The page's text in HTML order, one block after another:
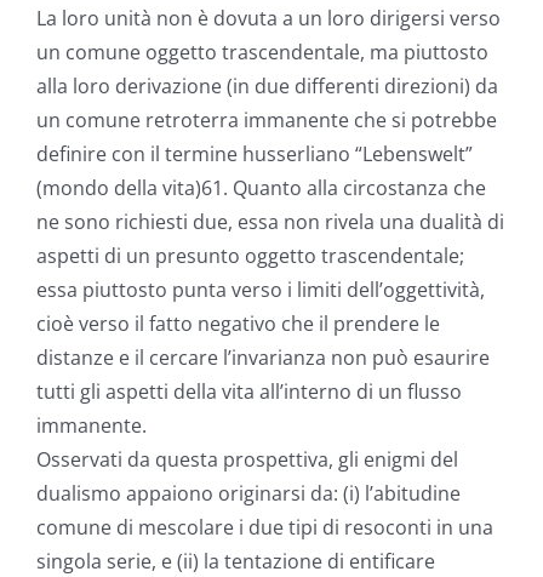
La loro unità non è dovuta a un loro dirigersi verso
un comune oggetto trascendentale, ma piuttosto
alla loro derivazione (in due differenti direzioni) da
un comune retroterra immanente che si potrebbe
definire con il termine husserliano “Lebenswelt”
(mondo della vita)61. Quanto alla circostanza che
ne sono richiesti due, essa non rivela una dualità di
aspetti di un presunto oggetto trascendentale;
essa piuttosto punta verso i limiti dell’oggettività,
cioè verso il fatto negativo che il prendere le
distanze e il cercare l’invarianza non può esaurire
tutti gli aspetti della vita all’interno di un flusso
immanente.
Osservati da questa prospettiva, gli enigmi del
dualismo appaiono originarsi da: (i) l’abitudine
comune di mescolare i due tipi di resoconti in una
singola serie, e (ii) la tentazione di entificare